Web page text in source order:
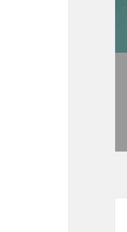
ゲ